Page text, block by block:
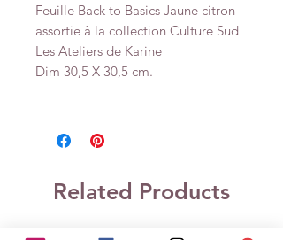
Feuille Back to Basics Jaune citron
assortie à la collection Culture Sud
Les Ateliers de Karine
Dim 30,5 X 30,5 cm.
Related Products